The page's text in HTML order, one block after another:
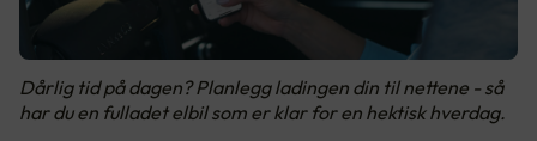
Dårlig tid på dagen? Planlegg ladingen din til nettene - så
har du en fulladet elbil som er klar for en hektisk hverdag.